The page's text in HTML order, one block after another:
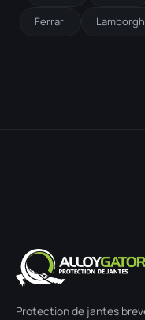
Ferrari
Protection de jantes